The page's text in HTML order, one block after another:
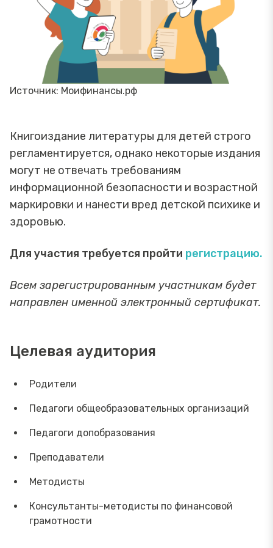
Источник: Моифинансы.рф
Книгоиздание литературы для детей строго
регламентируется, однако некоторые издания
могут не отвечать требованиям
информационной безопасности и возрастной
маркировки и нанести вред детской психике и
здоровью.
Для участия требуется пройти регистрацию.
Всем зарегистрированным участникам будет
направлен именной электронный сертификат.
Целевая аудитория
Родители
Педагоги общеобразовательных организаций
Педагоги допобразования
Преподаватели
Методисты
Консультанты-методисты по финансовой
грамотности